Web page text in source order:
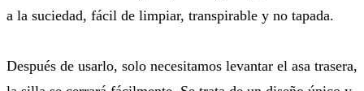
a la suciedad, fácil de limpiar, transpirable y no tapada.
Después de usarlo, solo necesitamos levantar el asa trasera,